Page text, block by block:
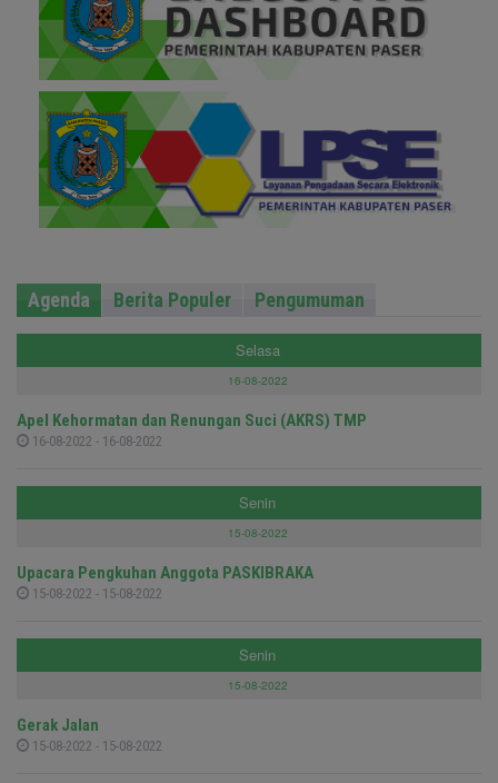
Agenda Berita Populer Pengumuman
Selasa
16-08-2022
Apel Kehormatan dan Renungan Suci (AKRS) TMP
16-08-2022 - 16-08-2022
Senin
15-08-2022
Upacara Pengkuhan Anggota PASKIBRAKA
15-08-2022 - 15-08-2022
Senin
15-08-2022
Gerak Jalan
15-08-2022 - 15-08-2022